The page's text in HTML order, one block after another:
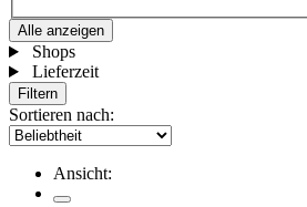
Alle anzeigen
Shops
Lieferzeit
Filtern
Sortieren nach:
Ansicht: